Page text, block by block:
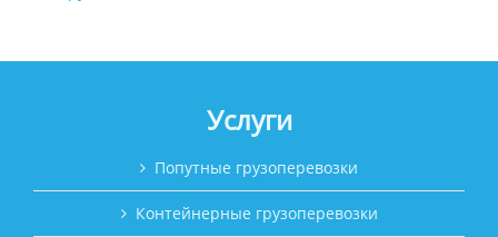
Услуги
Попутные грузоперевозки
Контейнерные грузоперевозки